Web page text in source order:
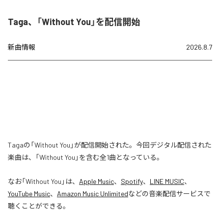
Taga、「Without You」を配信開始
新曲情報 2026.8.7
Tagaの「Without You」が配信開始された。今回デジタル配信された
楽曲は、「Without You」を含む全1曲となっている。
なお「Without You 」は、 Apple Music、 Spotify、 LINE MUSIC、
YouTube Music、 Amazon Music Unlimitedなどの音楽配信サービスで
聴くことができる。